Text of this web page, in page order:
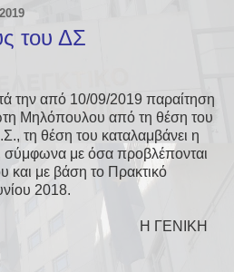
του ΔΣ
την από 10/09/2019 παραίτηση
Μηλόπουλου από τη θέση του
τη θέση του καταλαμβάνει η
σύμφωνα με όσα προβλέπονται
και με βάση το Πρακτικό
2018.
Η ΓΕΝΙΚΗ